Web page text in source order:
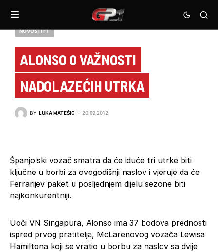
NOVOSTI F1
ALONSO O VAŽNOSTI
NADOLAZEĆIH UTRKA
BY LUKA MATEŠIĆ 20.09.2012.
Španjolski vozač smatra da će iduće tri utrke biti
ključne u borbi za ovogodišnji naslov i vjeruje da će
Ferrarijev paket u posljednjem dijelu sezone biti
najkonkurentniji.
Uoči VN Singapura, Alonso ima 37 bodova prednosti
ispred prvog pratitelja, McLarenovog vozača Lewisa
Hamiltona koji se vratio u borbu za naslov sa dvije